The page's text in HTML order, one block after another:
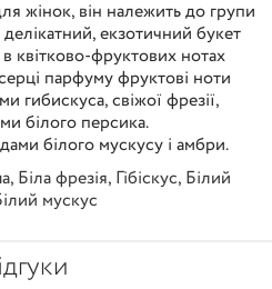
жінок, він належить до групи
делікатний, екзотичний букет
квітково-фруктових нотах
парфуму фруктові ноти
гибискуса, свіжої фрезії,
білого персика.
білого мускусу і амбри.
, Біла фрезія, Гібіскус, Білий
мускус